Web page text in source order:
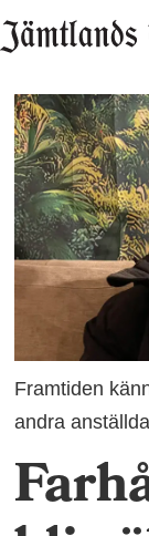
Framtiden
andra